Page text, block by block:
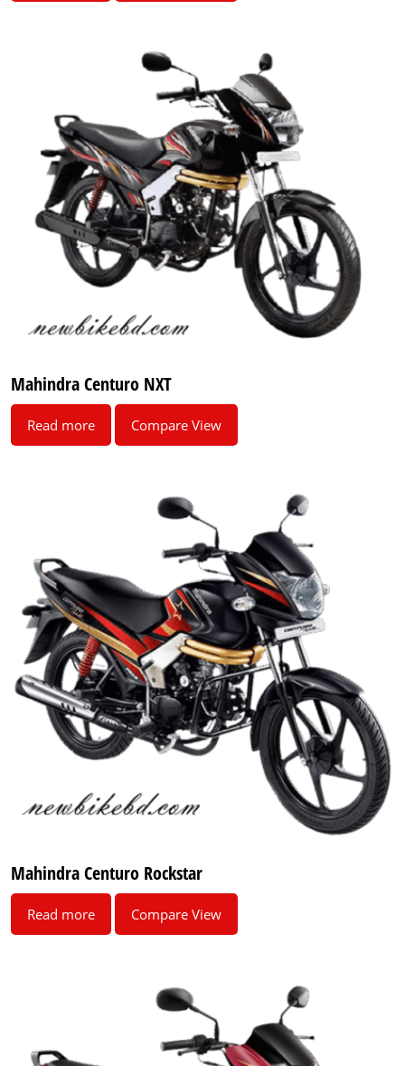
Mahindra Centuro NXT
Read more Compare View
Mahindra Centuro Rockstar
Read more Compare View